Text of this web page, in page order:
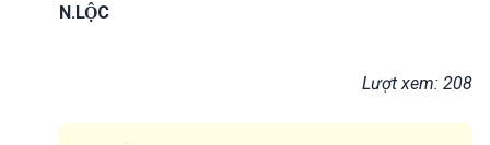
N.LỘC
Lượt xem: 208